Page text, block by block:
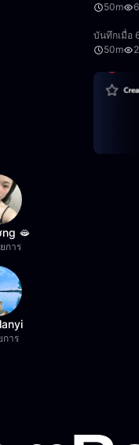
50m
6
บันทึกเมื่อ
50m
2
🫦
การ
การ